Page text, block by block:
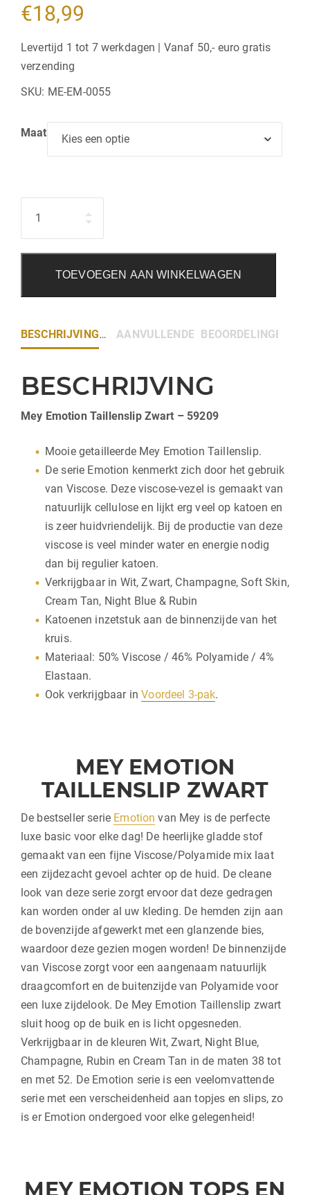
€18,99
Levertijd 1 tot 7 werkdagen | Vanaf 50,- euro gratis
verzending
SKU: ME-EM-0055
Maat
TOEVOEGEN AAN WINKELWAGEN
BESCHRIJVING AANVULLENDE INFORMATIE
BEOORDELINGEN (0)
BESCHRIJVING
Mey Emotion Taillenslip Zwart – 59209
Mooie getailleerde Mey Emotion Taillenslip.
De serie Emotion kenmerkt zich door het gebruik
van Viscose. Deze viscose-vezel is gemaakt van
natuurlijk cellulose en lijkt erg veel op katoen en
is zeer huidvriendelijk. Bij de productie van deze
viscose is veel minder water en energie nodig
dan bij regulier katoen.
Verkrijgbaar in Wit, Zwart, Champagne, Soft Skin,
Cream Tan, Night Blue & Rubin
Katoenen inzetstuk aan de binnenzijde van het
kruis.
Materiaal: 50% Viscose / 46% Polyamide / 4%
Elastaan.
Ook verkrijgbaar inVoordeel 3-pak.
MEY EMOTION
TAILLENSLIP ZWART
De bestseller serie Emotion van Mey is de perfecte
luxe basic voor elke dag! De heerlijke gladde stof
gemaakt van een fijne Viscose/Polyamide mix laat
een zijdezacht gevoel achter op de huid. De cleane
look van deze serie zorgt ervoor dat deze gedragen
kan worden onder al uw kleding. De hemden zijn aan
de bovenzijde afgewerkt met een glanzende bies,
waardoor deze gezien mogen worden! De binnenzijde
van Viscose zorgt voor een aangenaam natuurlijk
draagcomfort en de buitenzijde van Polyamide voor
een luxe zijdelook. De Mey Emotion Taillenslip zwart
sluit hoog op de buik en is licht opgesneden.
Verkrijgbaar in de kleuren Wit, Zwart, Night Blue,
Champagne, Rubin en Cream Tan in de maten 38 tot
en met 52. De Emotion serie is een veelomvattende
serie met een verscheidenheid aan topjes en slips, zo
is er Emotion ondergoed voor elke gelegenheid!
MEY EMOTION TOPS EN